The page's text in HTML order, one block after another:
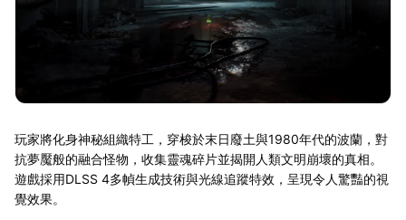
玩家將化身神秘組織特工，穿梭於末日廢土與1980年代的波蘭，對
抗夢魘般的融合怪物，收集靈魂碎片並揭開人類文明崩壞的真相。
遊戲採用DLSS 4多幀生成技術與光線追蹤特效，呈現令人驚豔的視
覺效果。